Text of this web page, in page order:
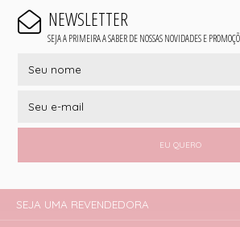
NEWSLETTER
SEJA A PRIMEIRA A SABER DE NOSSAS NOVIDADES E
EU QUERO
SEJA UMA REVENDEDORA